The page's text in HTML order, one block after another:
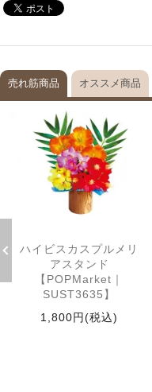
売れ筋商品 オススメ商品
ハイビスカスプルメリ
アスタンド
【POPMarket｜
SUST3635】
1,800円(税込)